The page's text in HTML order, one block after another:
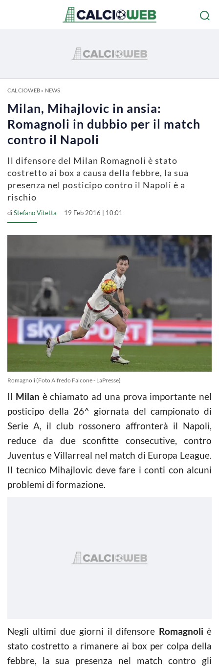
CALCIOWEB» NEWS
Milan, Mihajlovic in ansia:
Romagnoli in dubbio per il match
contro il Napoli
Il difensore del Milan Romagnoli è stato
costretto ai box a causa della febbre, la sua
presenza nel posticipo contro il Napoli è a
rischio
diStefano Vitetta 19 Feb 2016 | 10:01
Romagnoli (Foto Alfredo Falcone - LaPresse)
Il Milan è chiamato ad una prova importante nel
posticipo della 26^ giornata del campionato di
Serie A, il club rossonero affronterà il Napoli,
reduce da due sconfitte consecutive, contro
Juventus e Villarreal nel match di Europa League.
Il tecnico Mihajlovic deve fare i conti con alcuni
problemi di formazione.
Negli ultimi due giorni il difensore Romagnoliè
stato costretto a rimanere ai box per colpa della
febbre, la sua presenza nel match contro gli